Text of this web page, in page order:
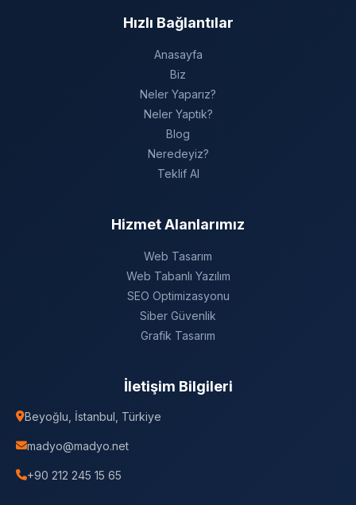
Hızlı Bağlantılar
Anasayfa
Biz
Neler Yaparız?
Neler Yaptık?
Blog
Neredeyiz?
Teklif Al
Hizmet Alanlarımız
Web Tasarım
Web Tabanlı Yazılım
SEO Optimizasyonu
Siber Güvenlik
Grafik Tasarım
İletişim Bilgileri
Beyoğlu, İstanbul, Türkiye
madyo@madyo.net
+90 212 245 15 65